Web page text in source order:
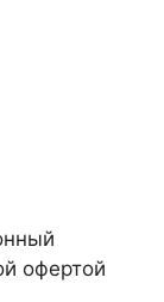
офертой